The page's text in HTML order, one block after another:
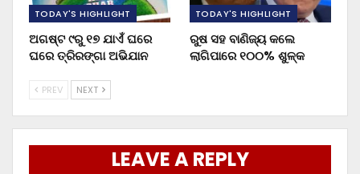
TODAY'S HIGHLIGHT
ଅଗଷ୍ଟ ୯ରୁ ୧୭ ଯାଏଁ ଘରେ
ଘରେ ତ୍ରିରଙ୍ଗା ଅଭିଯାନ
TODAY'S HIGHLIGHT
ରୁଷ ସହ ବାଣିଜ୍ୟ କଲେ
ଲାଗିପାରେ ୧୦୦% ଶୁଳ୍କ
PREV NEXT
LEAVE A REPLY